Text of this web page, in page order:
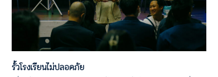
รั้วโรงเรียนไม่ปลอดภัย